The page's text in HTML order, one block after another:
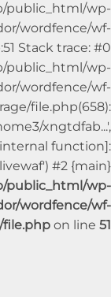
vendor/
Stack
vendor/
lib/storage/
home3/
#1 [internal
vendor/
file.php